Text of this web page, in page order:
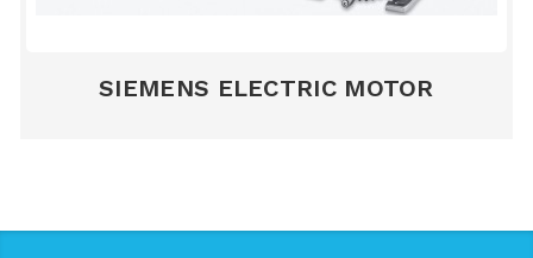
SIEMENS ELECTRIC MOTOR